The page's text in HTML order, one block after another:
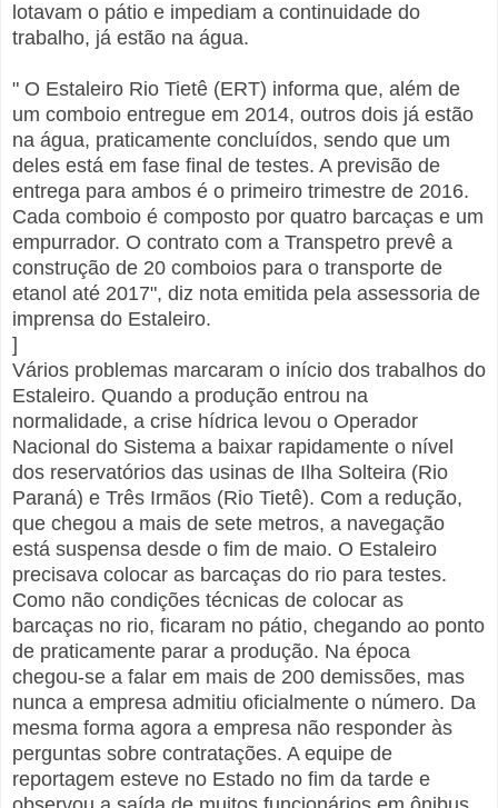
lotavam o pátio e impediam a continuidade do
trabalho, já estão na água.
" O Estaleiro Rio Tietê (ERT) informa que, além de
um comboio entregue em 2014, outros dois já estão
na água, praticamente concluídos, sendo que um
deles está em fase final de testes. A previsão de
entrega para ambos é o primeiro trimestre de 2016.
Cada comboio é composto por quatro barcaças e um
empurrador. O contrato com a Transpetro prevê a
construção de 20 comboios para o transporte de
etanol até 2017", diz nota emitida pela assessoria de
imprensa do Estaleiro.
]
Vários problemas marcaram o início dos trabalhos do
Estaleiro. Quando a produção entrou na
normalidade, a crise hídrica levou o Operador
Nacional do Sistema a baixar rapidamente o nível
dos reservatórios das usinas de Ilha Solteira (Rio
Paraná) e Três Irmãos (Rio Tietê). Com a redução,
que chegou a mais de sete metros, a navegação
está suspensa desde o fim de maio. O Estaleiro
precisava colocar as barcaças do rio para testes.
Como não condições técnicas de colocar as
barcaças no rio, ficaram no pátio, chegando ao ponto
de praticamente parar a produção. Na época
chegou-se a falar em mais de 200 demissões, mas
nunca a empresa admitiu oficialmente o número. Da
mesma forma agora a empresa não responder às
perguntas sobre contratações. A equipe de
reportagem esteve no Estado no fim da tarde e